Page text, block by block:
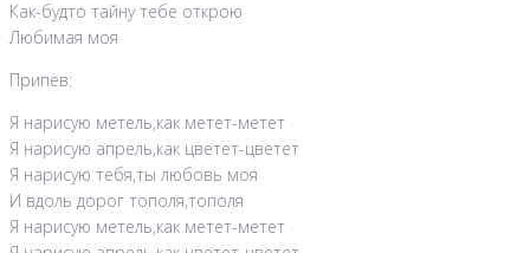
Как-будто тайну тебе открою
Любимая моя
Припев:
Я нарисую метель,как метет-метет
Я нарисую апрель,как цветет-цветет
Я нарисую тебя,ты любовь моя
И вдоль дорог тополя,тополя
Я нарисую метель,как метет-метет